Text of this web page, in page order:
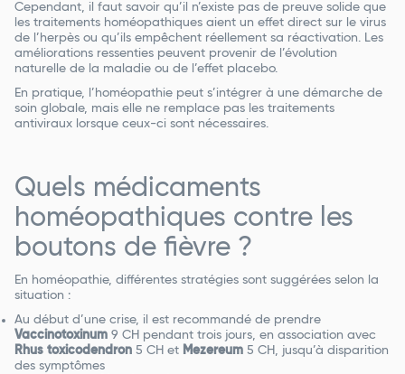
Cependant, il faut savoir qu’il n’existe pas de preuve solide que
les traitements homéopathiques aient un effet direct sur le virus
de l’herpès ou qu’ils empêchent réellement sa réactivation. Les
améliorations ressenties peuvent provenir de l’évolution
naturelle de la maladie ou de l’effet placebo.
En pratique, l’homéopathie peut s’intégrer à une démarche de
soin globale, mais elle ne remplace pas les traitements
antiviraux lorsque ceux-ci sont nécessaires.
Quels médicaments
homéopathiques contre les
boutons de fièvre ?
En homéopathie, différentes stratégies sont suggérées selon la
situation :
Au début d’une crise, il est recommandé de prendre
Vaccinotoxinum 9 CH pendant trois jours, en association avec
Rhus toxicodendron 5 CH et Mezereum 5 CH, jusqu’à disparition
des symptômes